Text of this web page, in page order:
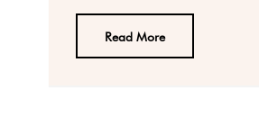
Read More